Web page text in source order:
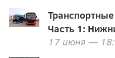
Часть 1:
17 июня —